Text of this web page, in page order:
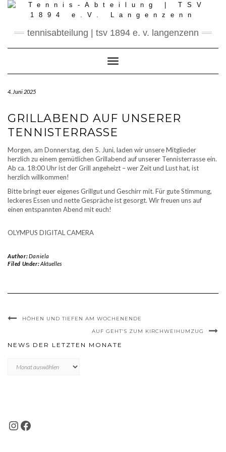
Skip
tennisabteilung | tsv 1894 e. v. langenzenn
Toggle Navigation
4. Juni 2025
GRILLABEND AUF UNSERER
TENNISTERRASSE
Morgen, am Donnerstag, den 5. Juni, laden wir unsere Mitglieder
herzlich zu einem gemütlichen Grillabend auf unserer Tennisterrasse ein.
Ab ca. 18:00 Uhr ist der Grill angeheizt – wer Zeit und Lust hat, ist
herzlich willkommen!
Bitte bringt euer eigenes Grillgut und Geschirr mit. Für gute Stimmung,
leckeres Essen und nette Gespräche ist gesorgt. Wir freuen uns auf
einen entspannten Abend mit euch!
OLYMPUS DIGITAL CAMERA
Author:Daniela
Filed Under:Aktuelles
HÖHEN UND TIEFEN AM WOCHENENDE
AUF GEHT’S ZUM KIRCHWEIHUMZUG
NEWS DER LETZTEN MONATE
der
INSTAGRAM
FACEBOOK